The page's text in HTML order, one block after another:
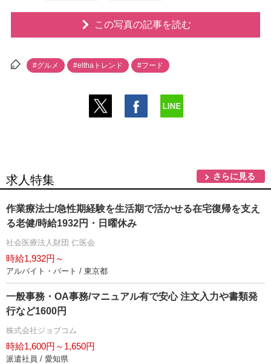
この写真の記事を読む
#グルメ #elthaトレンド #フード
求人特集 さらに見る
作業療法士/急性期経験を生活期で活かせる在宅復帰を支え
る老健/時給1932円・日曜休み
社会医療法人財団 仁医会
時給1,932円～
アルバイト・パート / 東京都
一般事務・OA事務/マニュアル有で安心 注文入力や書類発
行など1600円
株式会社ジョブコム
時給1,600円～1,650円
派遣社員 / 愛知県